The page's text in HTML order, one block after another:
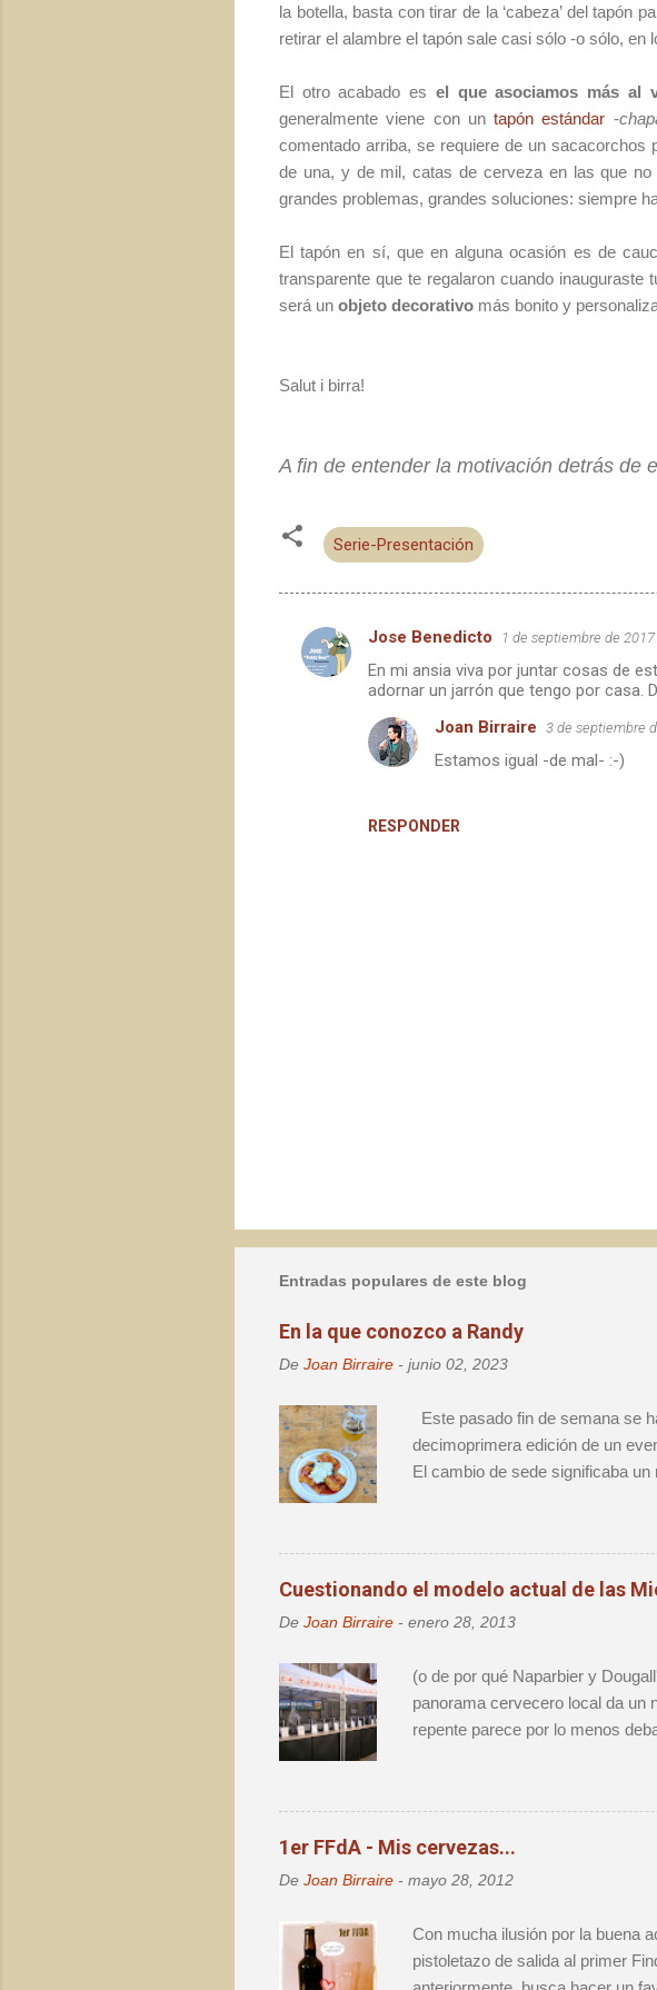
la botella, basta con tirar de la ‘cabeza’ del tapón
retirar el alambre el tapón sale casi sólo -o sólo, en
El otro acabado es el que asociamos más al
generalmente viene con un tapón estándar -
comentado arriba, se requiere de un sacacorchos
de una, y de mil, catas de cerveza en las que
grandes problemas, grandes soluciones: siempre
El tapón en sí, que en alguna ocasión es de
transparente que te regalaron cuando
será un objeto decorativo más bonito y
Salut i birra!
A fin de entender la motivación detrás de
Serie-Presentación
C
Jose Benedicto 1 de septiembre de
En mi ansia viva por juntar cosas de
adornar un jarrón que tengo por casa.
RESPONDER
Joan Birraire 3 de septiembre
Estamos igual -de mal- :-)
u
b
i
a
u
c
o
m
e
n
t
o
Entradas populares de este blog
En la que conozco a Randy
De Joan Birraire - junio 02, 2023
Este pasado fin de semana se
decimoprimera edición de un
El cambio de sede significaba un
Innbrew –. Ingredientes, todos
Cuestionando el modelo actual de las
De Joan Birraire - enero 28, 2013
(o de por qué Naparbier y
panorama cervecero local da un
repente parece por lo menos
lo mismo. No obstante, voy a
cerveza, pues creo que marca
Barcelona no pudo atender a
1er FFdA - Mis cervezas...
De Joan Birraire - mayo 28, 2012
Con mucha ilusión por la buena
pistoletazo de salida al primer